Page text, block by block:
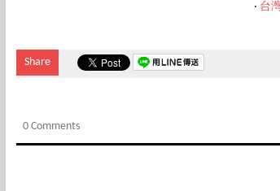
‧ 台
Share
0 Comments